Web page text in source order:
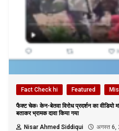
Fact Check hi Featured
फैक्ट चेकः केन-बेतवा विरोध प्रदर्शन का वीडियो
बताकर भ्रामक दावा किया गया
Nisar Ahmed Siddiqui
अगस्त 6,